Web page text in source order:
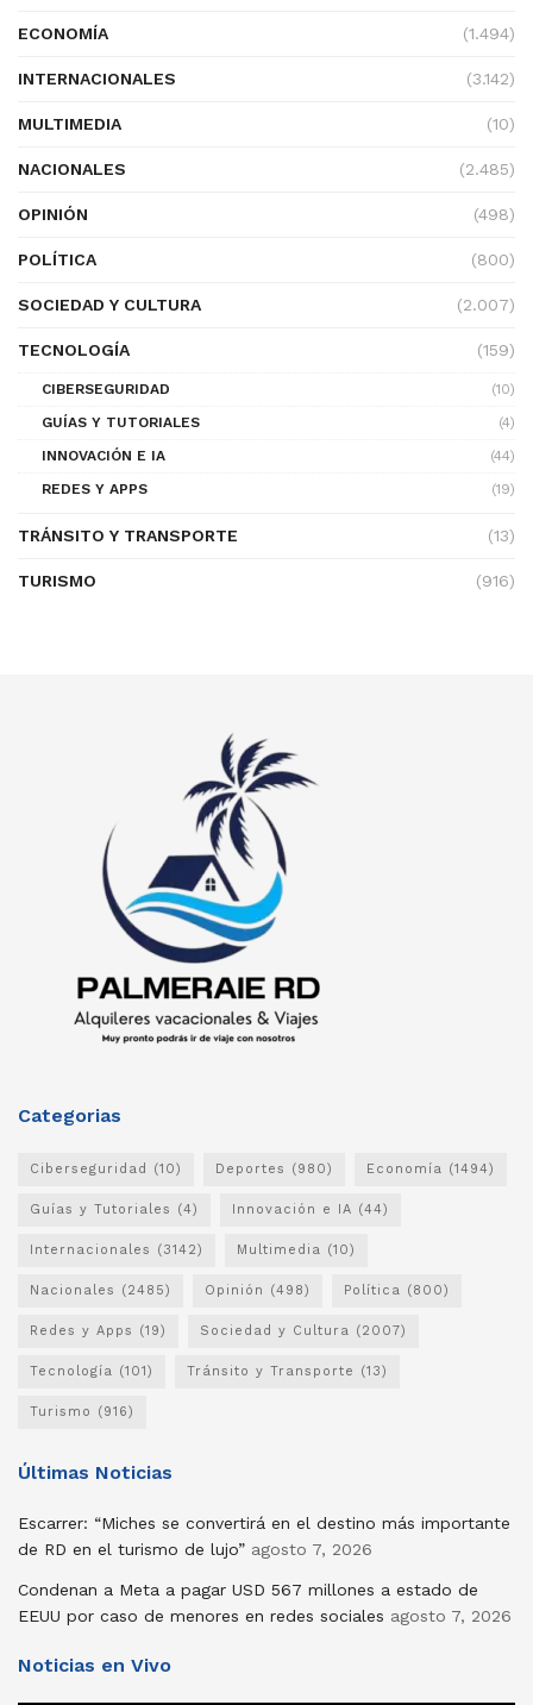
ECONOMÍA (1.494)
INTERNACIONALES (3.142)
MULTIMEDIA (10)
NACIONALES (2.485)
OPINIÓN (498)
POLÍTICA (800)
SOCIEDAD Y CULTURA (2.007)
TECNOLOGÍA (159)
CIBERSEGURIDAD
(10)
GUÍAS Y TUTORIALES
(4)
INNOVACIÓN E IA
(44)
REDES Y APPS
(19)
TRÁNSITO Y TRANSPORTE (13)
TURISMO (916)
Categorias
Ciberseguridad (10) Deportes (980) Economía (1494)
Guías y Tutoriales (4) Innovación e IA (44)
Internacionales (3142) Multimedia (10)
Nacionales (2485) Opinión (498) Política (800)
Redes y Apps (19) Sociedad y Cultura (2007)
Tecnología (101) Tránsito y Transporte (13)
Turismo (916)
Últimas Noticias
Escarrer: “Miches se convertirá en el destino más importante
de RD en el turismo de lujo” agosto 7, 2026
Condenan a Meta a pagar USD 567 millones a estado de
EEUU por caso de menores en redes sociales agosto 7, 2026
Noticias en Vivo